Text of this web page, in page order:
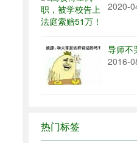
2020-
导师不
2016-
热门标签